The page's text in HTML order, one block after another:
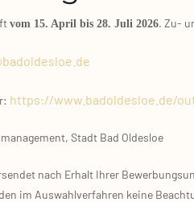
vom 15. April bis 28. Juli 2026. Zu‑
https://www.badoldesloe.de/
Stadt Bad Oldes­loe
nach Erhalt Ihrer
im Aus­wahl­ver­fah­ren kei­ne